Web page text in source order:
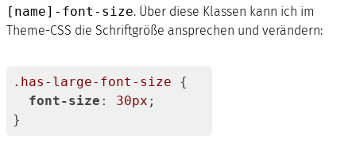
[name]-font-size. Über diese Klassen kann ich im
Theme-CSS die Schriftgröße ansprechen und verändern:
.has-large-font-size {
font-size : 30px ;
}